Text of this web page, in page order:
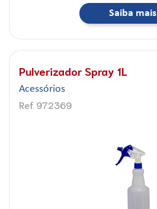
Saiba mais
Pulverizador Spray 1L
Acessórios
Ref 972369